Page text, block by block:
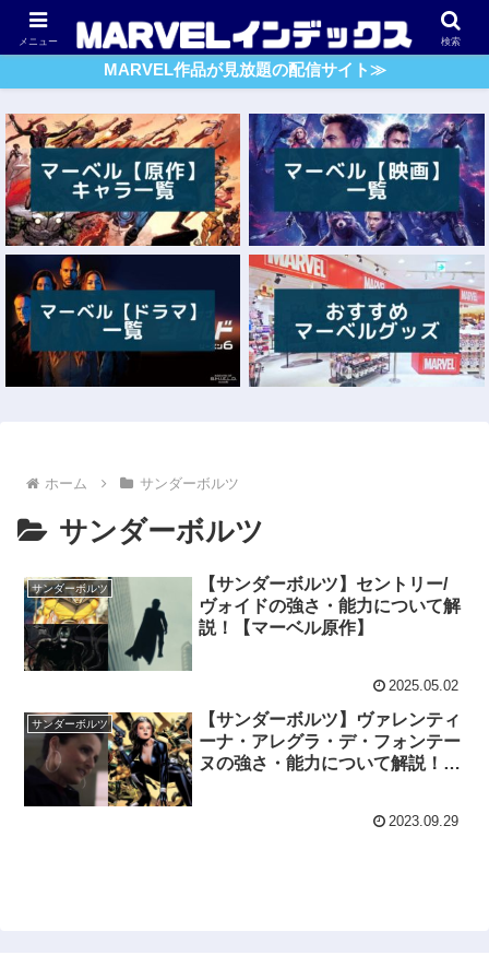
アベンジャーズ スパイダーマン ガーディアンズ・O・G
MARVEL作品が見放題の配信サイト≫
ホーム サンダーボルツ
サンダーボルツ
サンダーボルツ
【サンダーボルツ】セントリー/
ヴォイドの強さ・能力について解
説！【マーベル原作】
2025.05.02
サンダーボルツ
【サンダーボルツ】ヴァレンティ
ーナ・アレグラ・デ・フォンテー
ヌの強さ・能力について解説！
2023.09.29
メニュー 検索